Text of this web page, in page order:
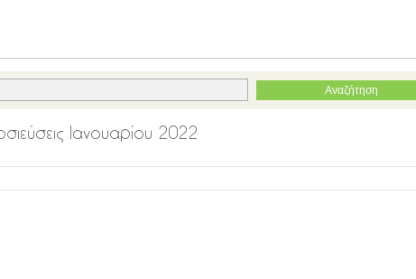
Ιανουαρίου 2022